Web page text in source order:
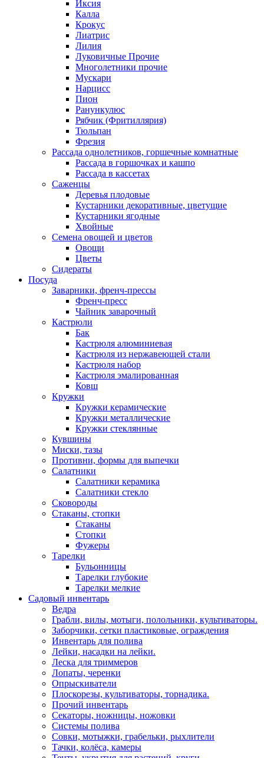
Иксия
Калла
Крокус
Лиатрис
Лилия
Луковичные Прочие
Многолетники прочие
Мускари
Нарцисс
Пион
Ранункулюс
Рябчик (Фритиллярия)
Тюльпан
Фрезия
Рассада однолетников, горшечные комнатные
Рассада в горшочках и кашпо
Рассада в кассетах
Саженцы
Деревья плодовые
Кустарники декоративные, цветущие
Кустарники ягодные
Хвойные
Семена овощей и цветов
Овощи
Цветы
Сидераты
Посуда
Заварники, френч-прессы
Френч-пресс
Чайник заварочный
Кастрюли
Бак
Кастрюля алюминиевая
Кастрюля из нержавеющей стали
Кастрюля набор
Кастрюля эмалированная
Ковш
Кружки
Кружки керамические
Кружки металлические
Кружки стеклянные
Кувшины
Миски, тазы
Противни, формы для выпечки
Салатники
Салатники керамика
Салатники стекло
Сковороды
Стаканы, стопки
Стаканы
Стопки
Фужеры
Тарелки
Бульонницы
Тарелки глубокие
Тарелки мелкие
Садовый инвентарь
Ведра
Грабли, вилы, мотыги, полольники, культиваторы.
Заборчики, сетки пластиковые, ограждения
Инвентарь для полива
Лейки, насадки на лейки.
Леска для триммеров
Лопаты, черенки
Опрыскиватели
Плоскорезы, культиваторы, торнадика.
Прочий инвентарь
Секаторы, ножницы, ножовки
Системы полива
Совки, мотыжки, грабельки, рыхлители
Тачки, колёса, камеры